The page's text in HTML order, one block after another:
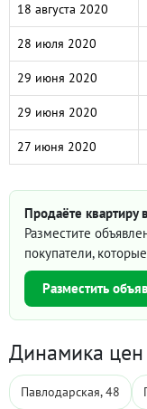
18 августа 2020
28 июля 2020
29 июня 2020
29 июня 2020
27 июня 2020
Продаёте
Разместите
покупатели,
Разместить
Динамика цен
Павлодарская, 48